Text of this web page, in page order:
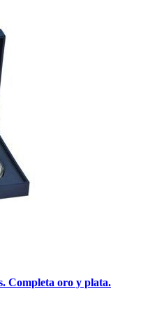
Completa oro y plata.